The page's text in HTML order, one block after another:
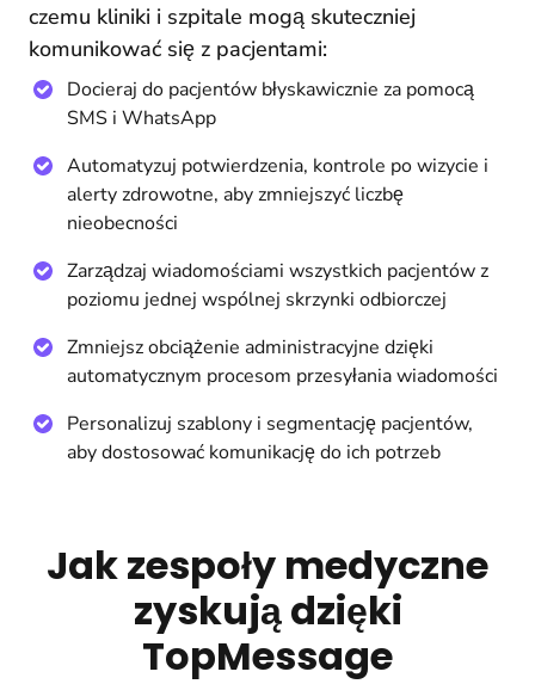
czemu kliniki i szpitale mogą skuteczniej
komunikować się z pacjentami:
Docieraj do pacjentów błyskawicznie za pomocą
SMS i WhatsApp
Automatyzuj potwierdzenia, kontrole po wizycie i
alerty zdrowotne, aby zmniejszyć liczbę
nieobecności
Zarządzaj wiadomościami wszystkich pacjentów z
poziomu jednej wspólnej skrzynki odbiorczej
Zmniejsz obciążenie administracyjne dzięki
automatycznym procesom przesyłania wiadomości
Personalizuj szablony i segmentację pacjentów,
aby dostosować komunikację do ich potrzeb
Jak zespoły medyczne
zyskują dzięki
TopMessage